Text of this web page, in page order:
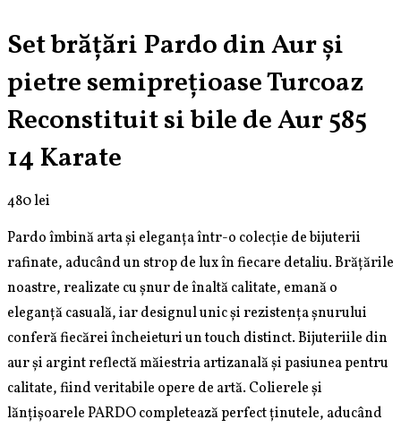
14
Karate
Set brățări Pardo din Aur și
pietre semiprețioase Turcoaz
Reconstituit si bile de Aur 585
14 Karate
480lei
Pardo îmbină arta și eleganța într-o colecție de bijuterii
rafinate, aducând un strop de lux în fiecare detaliu. Brățările
noastre, realizate cu șnur de înaltă calitate, emană o
eleganță casuală, iar designul unic și rezistența șnurului
conferă fiecărei încheieturi un touch distinct. Bijuteriile din
aur și argint reflectă măiestria artizanală și pasiunea pentru
calitate, fiind veritabile opere de artă. Colierele și
lănțișoarele PARDO completează perfect ținutele, aducând